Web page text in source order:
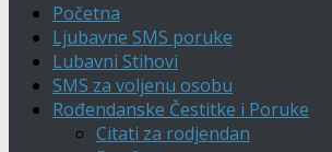
Početna
Ljubavne SMS poruke
Lubavni Stihovi
SMS za voljenu osobu
Rođendanske Čestitke i Poruke
Citati za rodjendan